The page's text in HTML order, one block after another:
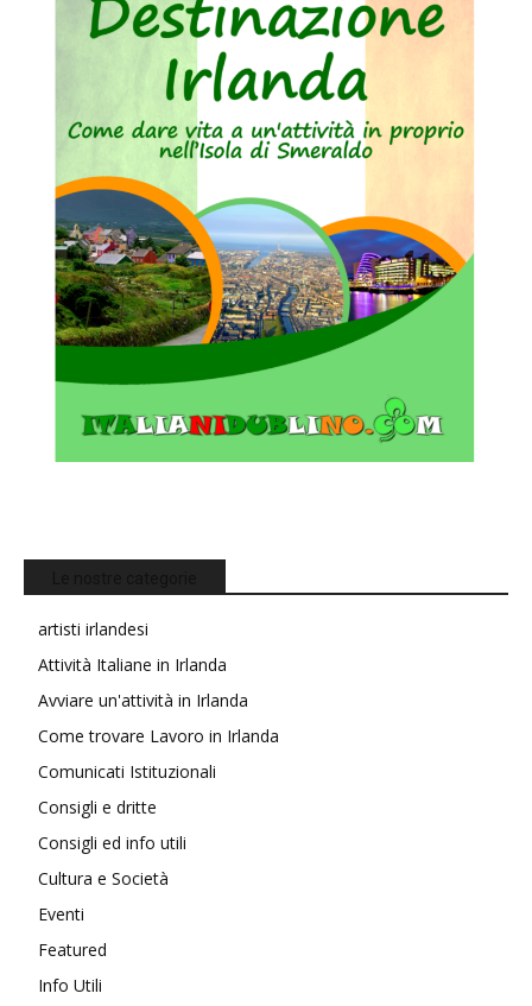
artisti irlandesi
Attività Italiane in Irlanda
Avviare un'attività in Irlanda
Come trovare Lavoro in Irlanda
Comunicati Istituzionali
Consigli e dritte
Consigli ed info utili
Cultura e Società
Eventi
Featured
Info Utili